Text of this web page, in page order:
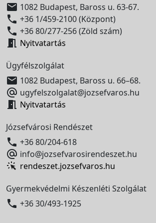
 1082 Budapest, Baross u. 63-67.
 +36 1/459-2100 (Központ)
 +36 80/277-256 (Zöld szám)
 Nyitvatartás
Ügyfélszolgálat
 1082 Budapest, Baross u. 66–68.
 ugyfelszolgalat@jozsefvaros.hu
 Nyitvatartás
Józsefvárosi Rendészet
 +36 80/204-618
 info@jozsefvarosirendeszet.hu
rendeszet.jozsefvaros.hu
Gyermekvédelmi Készenléti Szolgálat
 +36 30/493-1925